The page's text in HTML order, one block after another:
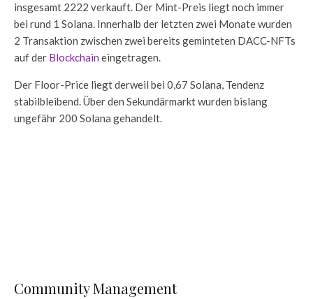
insgesamt 2222 verkauft. Der Mint-Preis liegt noch immer
bei rund 1 Solana. Innerhalb der letzten zwei Monate wurden
2 Transaktion zwischen zwei bereits geminteten DACC-NFTs
auf der Blockchain eingetragen.
Der Floor-Price liegt derweil bei 0,67 Solana, Tendenz
stabilbleibend. Über den Sekundärmarkt wurden bislang
ungefähr 200 Solana gehandelt.
Community Management